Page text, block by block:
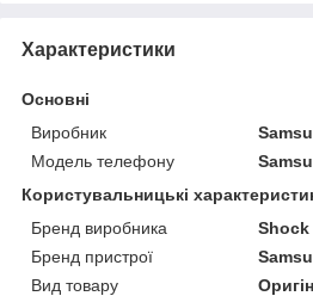
Характеристики
Основні
Виробник
Модель телефону
Користувальницькі
Бренд виробника
Shock
Бренд пристрої
Вид товару